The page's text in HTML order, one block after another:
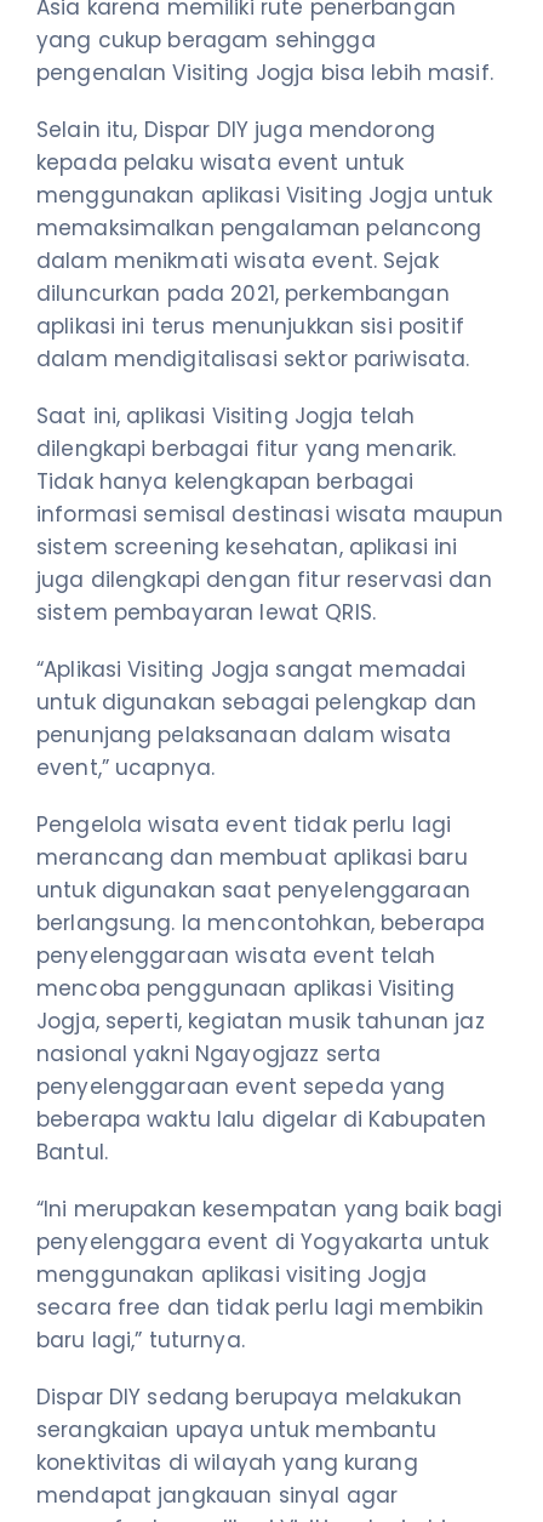
Asia karena memiliki rute penerbangan
yang cukup beragam sehingga
pengenalan Visiting Jogja bisa lebih masif.
Selain itu, Dispar DIY juga mendorong
kepada pelaku wisata event untuk
menggunakan aplikasi Visiting Jogja untuk
memaksimalkan pengalaman pelancong
dalam menikmati wisata event. Sejak
diluncurkan pada 2021, perkembangan
aplikasi ini terus menunjukkan sisi positif
dalam mendigitalisasi sektor pariwisata.
Saat ini, aplikasi Visiting Jogja telah
dilengkapi berbagai fitur yang menarik.
Tidak hanya kelengkapan berbagai
informasi semisal destinasi wisata maupun
sistem screening kesehatan, aplikasi ini
juga dilengkapi dengan fitur reservasi dan
sistem pembayaran lewat QRIS.
“Aplikasi Visiting Jogja sangat memadai
untuk digunakan sebagai pelengkap dan
penunjang pelaksanaan dalam wisata
event,” ucapnya.
Pengelola wisata event tidak perlu lagi
merancang dan membuat aplikasi baru
untuk digunakan saat penyelenggaraan
berlangsung. Ia mencontohkan, beberapa
penyelenggaraan wisata event telah
mencoba penggunaan aplikasi Visiting
Jogja, seperti, kegiatan musik tahunan jaz
nasional yakni Ngayogjazz serta
penyelenggaraan event sepeda yang
beberapa waktu lalu digelar di Kabupaten
Bantul.
“Ini merupakan kesempatan yang baik bagi
penyelenggara event di Yogyakarta untuk
menggunakan aplikasi visiting Jogja
secara free dan tidak perlu lagi membikin
baru lagi,” tuturnya.
Dispar DIY sedang berupaya melakukan
serangkaian upaya untuk membantu
konektivitas di wilayah yang kurang
mendapat jangkauan sinyal agar